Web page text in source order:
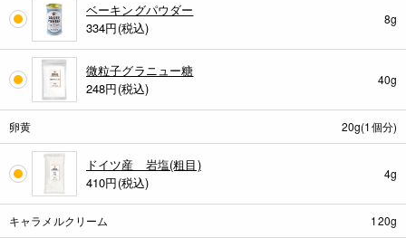
ベーキングパウダー
334円(税込)
8g
微粒子グラニュー糖
248円(税込)
40g
卵黄 20g(1個分)
ドイツ産 岩塩(粗目)
410円(税込)
4g
キャラメルクリーム 120g